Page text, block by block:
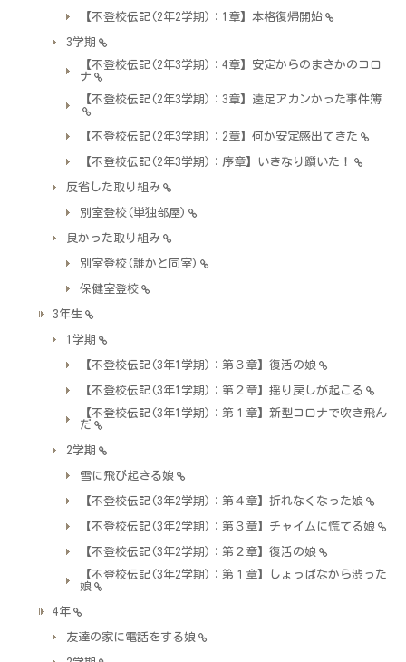
【不登校伝記(2年2学期)：1章】本格復帰開始
3学期
【不登校伝記(2年3学期)：4章】安定からのまさかのコロ
ナ
【不登校伝記(2年3学期)：3章】遠足アカンかった事件簿
【不登校伝記(2年3学期)：2章】何か安定感出てきた
【不登校伝記(2年3学期)：序章】いきなり躓いた！
反省した取り組み
別室登校(単独部屋)
良かった取り組み
別室登校(誰かと同室)
保健室登校
3年生
1学期
【不登校伝記(3年1学期)：第３章】復活の娘
【不登校伝記(3年1学期)：第２章】揺り戻しが起こる
【不登校伝記(3年1学期)：第１章】新型コロナで吹き飛ん
だ
2学期
雪に飛び起きる娘
【不登校伝記(3年2学期)：第４章】折れなくなった娘
【不登校伝記(3年2学期)：第３章】チャイムに慌てる娘
【不登校伝記(3年2学期)：第２章】復活の娘
【不登校伝記(3年2学期)：第１章】しょっぱなから渋った
娘
4年
友達の家に電話をする娘